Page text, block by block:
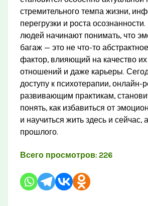
стремительного темпа жизни,
перегрузки и роста
людей начинают понимать, что
багаж — это не что-то
фактор, влияющий на качество
отношений и даже карьеры.
доступу к психотерапии, онлайн-
развивающим практикам,
понять, как избавиться от
и научиться жить здесь и сейчас,
прошлого.
Всего просмотров: 226